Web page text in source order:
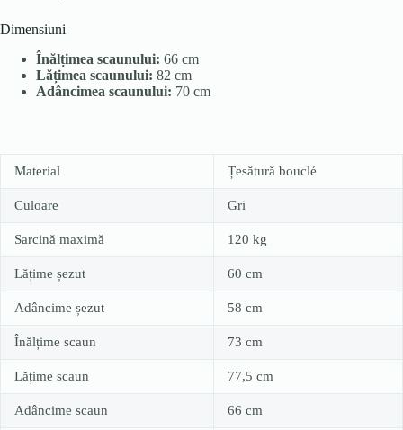
Dimensiuni
Înălțimea scaunului: 66 cm
Lățimea scaunului: 82 cm
Adâncimea scaunului: 70 cm
Material Țesătură bouclé
Culoare Gri
Sarcină maximă 120 kg
Lățime șezut 60 cm
Adâncime șezut 58 cm
Înălțime scaun 73 cm
Lățime scaun 77,5 cm
Adâncime scaun 66 cm